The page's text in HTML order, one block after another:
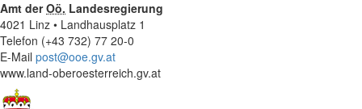
Amt derOö. Landesregierung
4021 Linz • Landhausplatz 1
Telefon (+43 732) 77 20-0
E-Mail post@ooe.gv.at
www.land-oberoesterreich.gv.at